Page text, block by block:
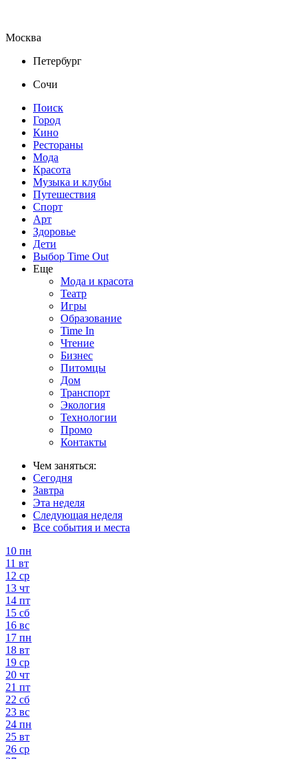
Москва
Петербург
Сочи
Поиск
Город
Кино
Рестораны
Мода
Красота
Музыка и клубы
Путешествия
Спорт
Арт
Здоровье
Дети
Выбор Time Out
Еще
Мода и красота
Театр
Игры
Образование
Time In
Чтение
Бизнес
Питомцы
Дом
Транспорт
Экология
Технологии
Промо
Контакты
Чем заняться:
Сегодня
Завтра
Эта неделя
Следующая неделя
Все события и места
10 пн
11 вт
12 ср
13 чт
14 пт
15 сб
16 вс
17 пн
18 вт
19 ср
20 чт
21 пт
22 сб
23 вс
24 пн
25 вт
26 ср